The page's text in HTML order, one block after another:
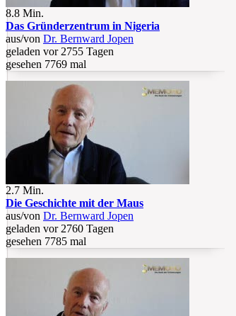
8.8 Min.
Das Gründerzentrum in Nigeria
aus/von Dr. Bernward Jopen
geladen vor 2755 Tagen
gesehen 7769 mal
2.7 Min.
Die Geschichte mit der Maus
aus/von Dr. Bernward Jopen
geladen vor 2760 Tagen
gesehen 7785 mal